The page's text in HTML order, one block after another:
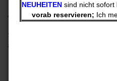
NEUHEITENsind nicht sofort
vorab reservieren; Ich
Als Ausgangsmaterial dient ein
Sprechen Sie uns bitte auch an,
aufgeführt ist.